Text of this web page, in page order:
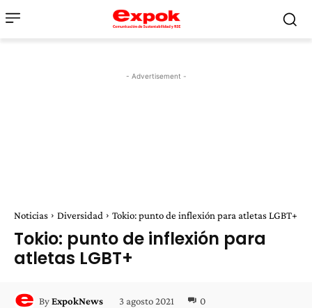
- Advertisement -
Noticias Diversidad Tokio: punto de inflexión para atletas LGBT+
Tokio: punto de inflexión para
atletas LGBT+
ByExpokNews 3 agosto 2021 0